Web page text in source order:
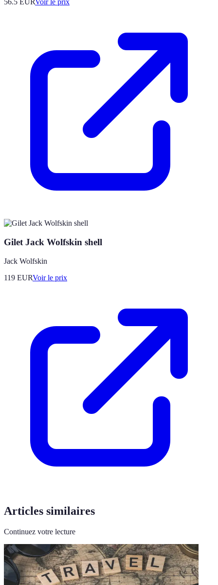
56.5 EURVoir le prix
Gilet Jack Wolfskin shell
Jack Wolfskin
119 EURVoir le prix
Articles similaires
Continuez votre lecture